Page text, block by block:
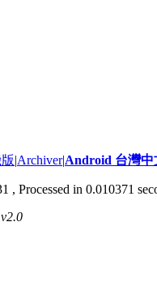
|Archiver|Android 台灣中
, Processed in 0.010371
v2.0